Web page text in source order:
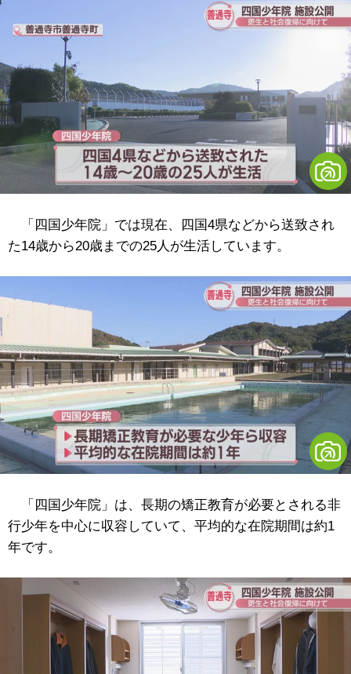
「四国少年院」では現在、四国4県などから送致され
た14歳から20歳までの25人が生活しています。
「四国少年院」は、長期の矯正教育が必要とされる非
行少年を中心に収容していて、平均的な在院期間は約1
年です。